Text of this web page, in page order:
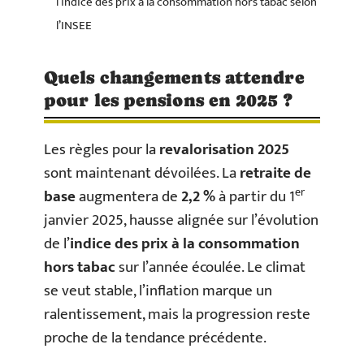
l’INSEE
Quels changements attendre
pour les pensions en 2025 ?
Les règles pour larevalorisation 2025
sont maintenant dévoilées. Laretraite de
baseaugmentera de2,2 %à partir du 1er
janvier 2025, hausse alignée sur l’évolution
de l’indice des prix à la consommation
hors tabacsur l’année écoulée. Le climat
se veut stable, l’inflation marque un
ralentissement, mais la progression reste
proche de la tendance précédente.